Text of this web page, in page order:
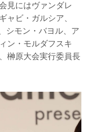
見にはヴァンダレ
ャビ・ガルシア、
シモン・バヨル、ア
ン・モルダフスキ
榊原大会実行委員長